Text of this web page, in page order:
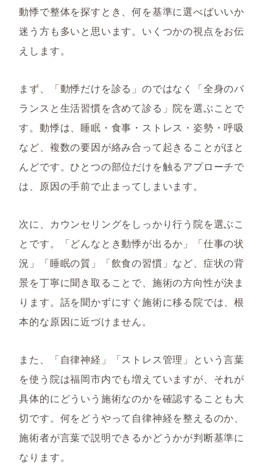
動悸で整体を探すとき、何を基準に選べばいいか
迷う方も多いと思います。いくつかの視点をお伝
えします。
まず、「動悸だけを診る」のではなく「全身のバ
ランスと生活習慣を含めて診る」院を選ぶことで
す。動悸は、睡眠・食事・ストレス・姿勢・呼吸
など、複数の要因が絡み合って起きることがほと
んどです。ひとつの部位だけを触るアプローチで
は、原因の手前で止まってしまいます。
次に、カウンセリングをしっかり行う院を選ぶこ
とです。「どんなとき動悸が出るか」「仕事の状
況」「睡眠の質」「飲食の習慣」など、症状の背
景を丁寧に聞き取ることで、施術の方向性が決ま
ります。話を聞かずにすぐ施術に移る院では、根
本的な原因に近づけません。
また、「自律神経」「ストレス管理」という言葉
を使う院は福岡市内でも増えていますが、それが
具体的にどういう施術なのかを確認することも大
切です。何をどうやって自律神経を整えるのか、
施術者が言葉で説明できるかどうかが判断基準に
なります。